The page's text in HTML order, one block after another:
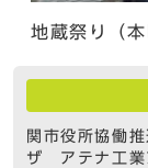
地蔵祭り（本
関市役所協働
ザ アテナ工業